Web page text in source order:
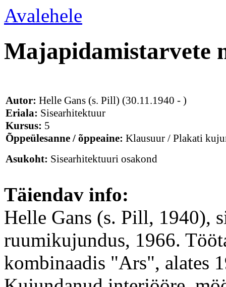
Avalehele
Majapidamistarvete
Autor: Helle Gans (s. Pill) (30.11.1940 - )
Eriala: Sisearhitektuur
Kursus: 5
Õppeülesanne / õppeaine: Klausuur / Plakati
Asukoht: Sisearhitektuuri osakond
Täiendav info:
Helle Gans (s. Pill, 1940),
ruumikujundus, 1966.
kombinaadis "Ars", alates